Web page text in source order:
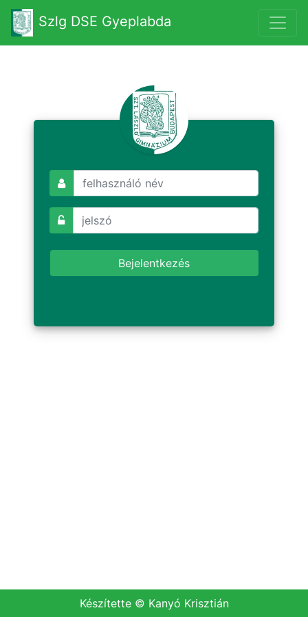
Szlg DSE Gyeplabda
Bejelentkezés
Készítette © Kanyó Krisztián